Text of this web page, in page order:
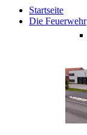
Startseite
Die Feuerwehr